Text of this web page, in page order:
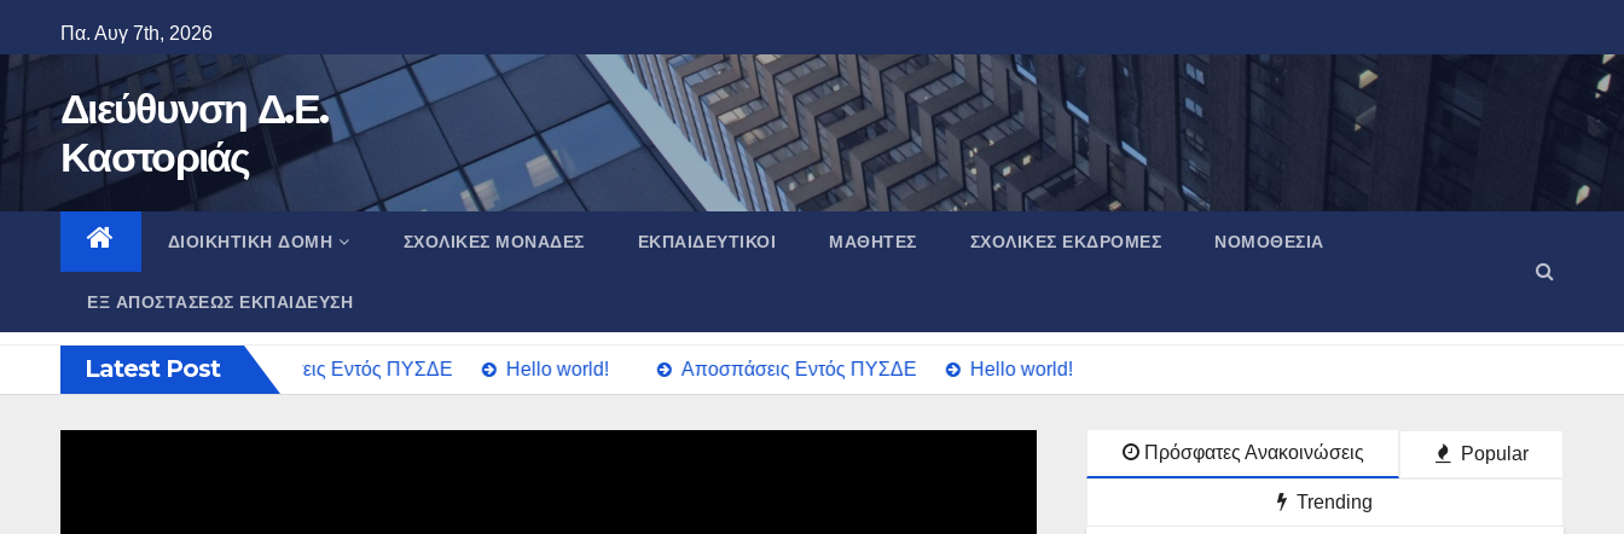
to
Πα. Αυγ 7th, 2026
Διεύθυνση Δ.Ε.
Καστοριάς
ΔΙΟΙΚΗΤΙΚΉ ΔΟΜΉ ΣΧΟΛΙΚΈΣ ΜΟΝΆΔΕΣ ΕΚΠΑΙΔΕΥΤΙΚΟΊ ΜΑΘΗΤΈΣ ΣΧΟΛΙΚΈΣ ΕΚΔΡΟΜΈΣ ΝΟΜΟΘΕΣΊΑ
ΕΞ ΑΠΟΣΤΆΣΕΩΣ ΕΚΠΑΊΔΕΥΣΗ
Latest PostΑποσπάσεις Εντός ΠΥΣΔΕ Hello world! Αποσπάσεις Εντός ΠΥΣΔΕ Hello world!
Πρόσφατες Ανακοινώσεις Popular
Trending